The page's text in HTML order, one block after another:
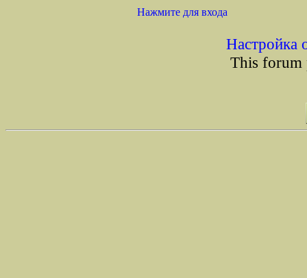
Нажмите для входа
Настройка
This